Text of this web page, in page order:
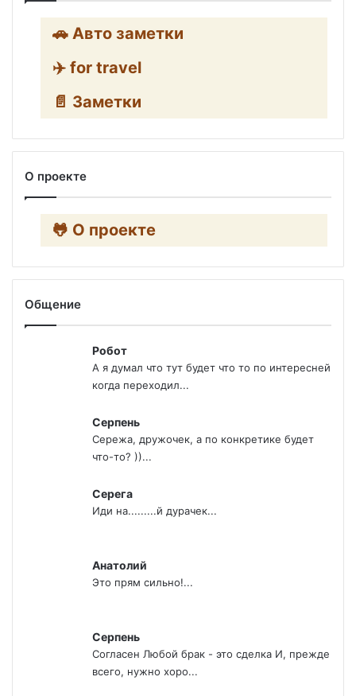
🚗 Авто заметки
✈️ for travel
📄 Заметки
О проекте
🐸 О проекте
Общение
Робот
А я думал что тут будет что то по интересней
когда переходил...
Серпень
Сережа, дружочек, а по конкретике будет
что-то? ))...
Серега
Иди на.........й дурачек...
Анатолий
Это прям сильно!...
Серпень
Согласен Любой брак - это сделка И, прежде
всего, нужно хоро...